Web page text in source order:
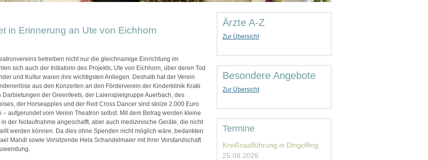
in Erinnerung an Ute von Eichhorn
betreiben nicht nur die gleichnamige Einrichtung im
sich auch der Initiatorin des Projekts, Ute von Eichhorn, über deren Tod
und Kultur waren ihre wichtigsten Anliegen. Deshalb hat der Verein
aus den Konzerten an den Förderverein der Kinderklinik Kraki
der Greenfeets, der Laienspielgruppe Auerbach, des
der Horseapples und der Red Cross Dancer sind stolze 2.000 Euro
– aufgerundet vom Verein Theatron selbst. Mit dem Betrag werden kleine
der Notaufnahme angeschafft, aber auch medizinische Geräte, die nicht
werden können. Da dies ohne Spenden nicht möglich wäre, bedankten
Mandl sowie Vorsitzende Hela Schandelmaier mit ihrer Vorstandschaft
Ärzte A-Z
Zur Übersicht
Besondere Angebote
Zur Übersicht
Termine
Kreißsaalführung in Dingolfing
25.08.2026